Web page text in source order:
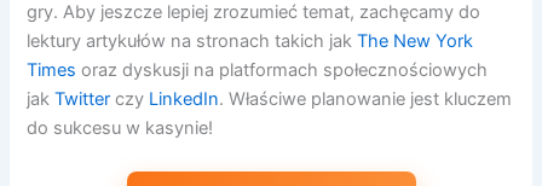
gry. Aby jeszcze lepiej zrozumieć temat, zachęcamy do
lektury artykułów na stronach takich jakThe New York
Times oraz dyskusji na platformach społecznościowych
jakTwitter czy LinkedIn. Właściwe planowanie jest kluczem
do sukcesu w kasynie!